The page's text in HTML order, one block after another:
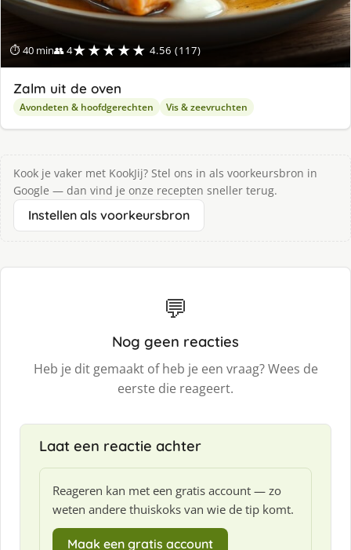
⏱ 40 min👥 4★★★★★ 4.56 (117)
Zalm uit de oven
Avondeten & hoofdgerechten Vis & zeevruchten
Kook je vaker met KookJij? Stel ons in als voorkeursbron in
Google — dan vind je onze recepten sneller terug.
Instellen als voorkeursbron
💬
Nog geen reacties
Heb je dit gemaakt of heb je een vraag? Wees de
eerste die reageert.
Laat een reactie achter
Reageren kan met een gratis account — zo
weten andere thuiskoks van wie de tip komt.
Maak een gratis account